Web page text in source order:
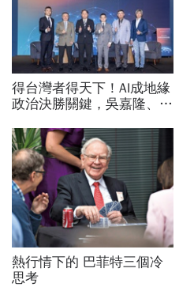
得台灣者得天下！AI成地緣
政治決勝關鍵，吳嘉隆、胡
20年」
熱行情下的 巴菲特三個冷
思考